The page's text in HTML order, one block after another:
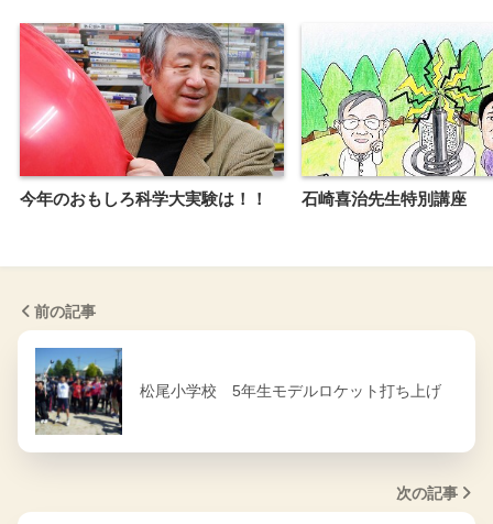
今年のおもしろ科学大実験は！！ 石崎喜治先生特別講座
前の記事
松尾小学校 5年生モデルロケット打ち上げ
次の記事